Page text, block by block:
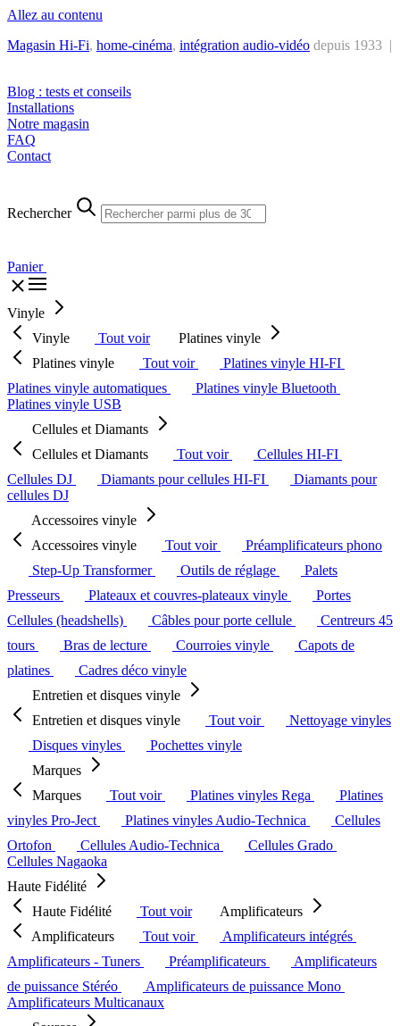
Allez au contenu
Magasin Hi-Fi, home-cinéma, intégration audio-vidéo depuis 1933 |
Blog : tests et conseils
Installations
Notre magasin
FAQ
Contact
Rechercher
Panier
Vinyle
Vinyle
Tout voir
Platines vinyle
Platines vinyle
Tout voir
Platines vinyle HI-FI
Platines vinyle automatiques
Platines vinyle Bluetooth
Platines vinyle USB
Cellules et Diamants
Cellules et Diamants
Tout voir
Cellules HI-FI
Cellules DJ
Diamants pour cellules HI-FI
Diamants pour
cellules DJ
Accessoires vinyle
Accessoires vinyle
Tout voir
Préamplificateurs phono
Step-Up Transformer
Outils de réglage
Palets
Presseurs
Plateaux et couvres-plateaux vinyle
Portes
Cellules (headshells)
Câbles pour porte cellule
Centreurs 45
tours
Bras de lecture Courroies vinyle
Capots de
platines
Cadres déco vinyle
Entretien et disques vinyle
Entretien et disques vinyle
Tout voir
Nettoyage vinyles
Disques vinyles
Pochettes vinyle
Marques
Marques
Tout voir Platines vinyles Rega
Platines
vinyles Pro-Ject
Platines vinyles Audio-Technica
Cellules
Ortofon
Cellules Audio-Technica
Cellules Grado
Cellules Nagaoka
Haute Fidélité
Haute Fidélité
Tout voir
Amplificateurs
Amplificateurs
Tout voir
Amplificateurs intégrés
Amplificateurs - Tuners
Préamplificateurs
Amplificateurs
de puissance Stéréo
Amplificateurs de puissance Mono
Amplificateurs Multicanaux